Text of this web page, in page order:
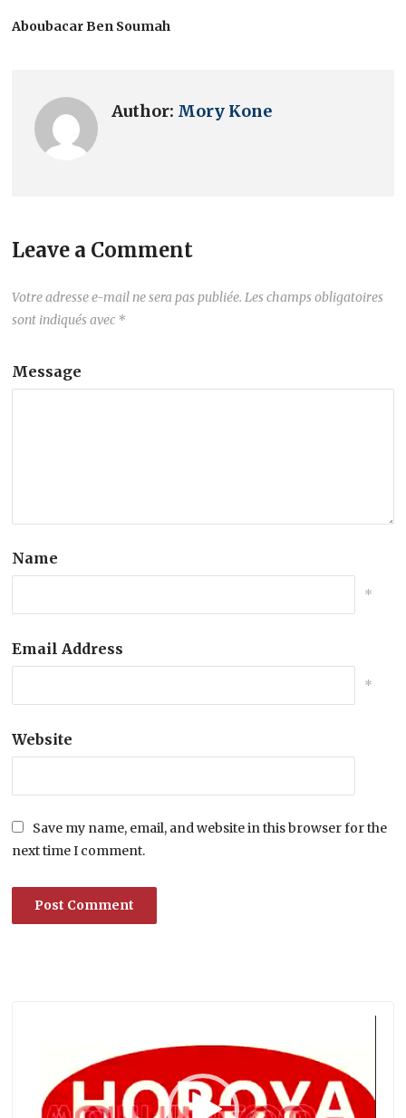
Aboubacar Ben Soumah
Author: Mory Kone
Leave a Comment
Votre adresse e-mail ne sera pas publiée. Les champs obligatoires
sont indiqués avec *
Message
Name
*
Email Address
*
Website
Save my name, email, and website in this browser for the
next time I comment.